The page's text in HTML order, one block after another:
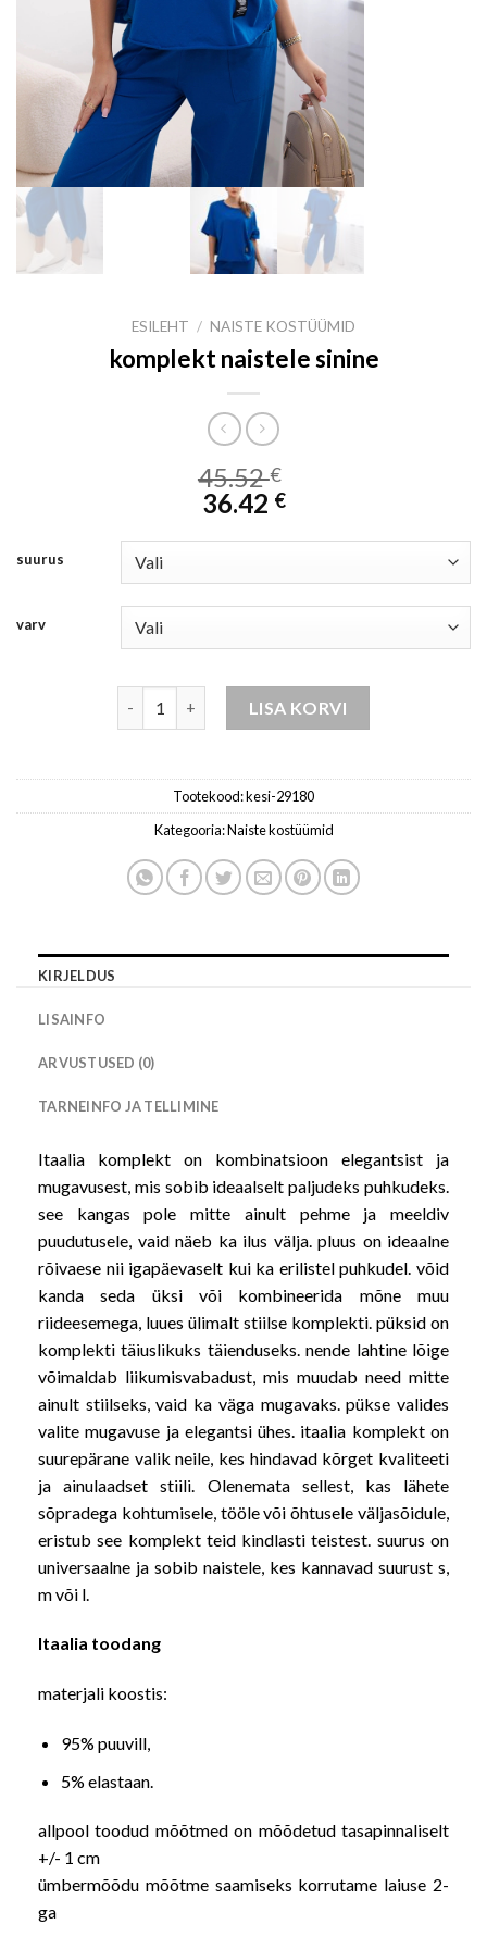
ESILEHT / NAISTE KOSTÜÜMID
komplekt naistele sinine
45.52€
36.42 €
suurus
varv
LISA KORVI
Tootekood:kesi-29180
Kategooria:Naiste kostüümid
KIRJELDUS
LISAINFO
ARVUSTUSED (0)
TARNEINFO JA TELLIMINE
Itaalia komplekt on kombinatsioon elegantsist ja
mugavusest, mis sobib ideaalselt paljudeks puhkudeks.
see kangas pole mitte ainult pehme ja meeldiv
puudutusele, vaid näeb ka ilus välja. pluus on ideaalne
rõivaese nii igapäevaselt kui ka erilistel puhkudel. võid
kanda seda üksi või kombineerida mõne muu
riideesemega, luues ülimalt stiilse komplekti. püksid on
komplekti täiuslikuks täienduseks. nende lahtine lõige
võimaldab liikumisvabadust, mis muudab need mitte
ainult stiilseks, vaid ka väga mugavaks. pükse valides
valite mugavuse ja elegantsi ühes. itaalia komplekt on
suurepärane valik neile, kes hindavad kõrget kvaliteeti
ja ainulaadset stiili. Olenemata sellest, kas lähete
sõpradega kohtumisele, tööle või õhtusele väljasõidule,
eristub see komplekt teid kindlasti teistest. suurus on
universaalne ja sobib naistele, kes kannavad suurust s,
m või l.
Itaalia toodang
materjali koostis:
95% puuvill,
5% elastaan.
allpool toodud mõõtmed on mõõdetud tasapinnaliselt
+/- 1 cm
ümbermõõdu mõõtme saamiseks korrutame laiuse 2-
ga